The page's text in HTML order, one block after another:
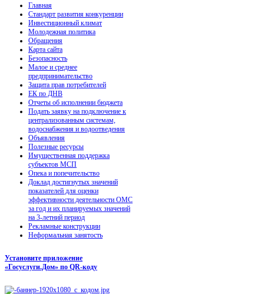
Главная
Стандарт развития конкуренции
Инвестиционный климат
Молодежная политика
Обращения
Карта сайта
Безопасность
Малое и среднее
предпринимательство
Защита прав потребителей
ЕК по ДНВ
Отчеты об исполнении бюджета
Подать заявку на подключение к
централизованным системам,
водоснабжения и водоотведения
Объявления
Полезные ресурсы
Имущественная поддержка
субъектов МСП
Опека и попечительство
Доклад достигнутых значений
показателей для оценки
эффективности деятельности ОМС
за год и их планируемых значений
на 3-летний период
Рекламные конструкции
Неформальная занятость
Установите приложение
«Госуслуги.Дом» по QR-коду